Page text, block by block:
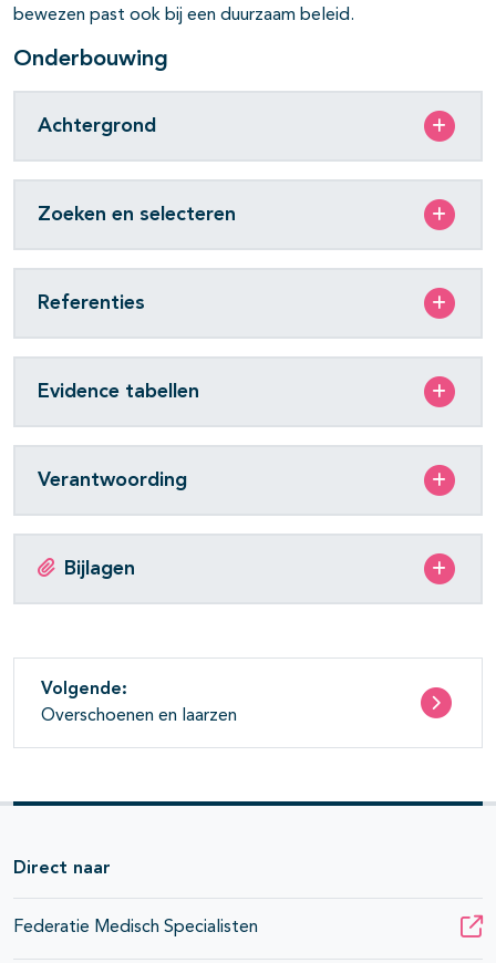
bewezen past ook bij een duurzaam beleid.
Onderbouwing
Achtergrond
Zoeken en selecteren
Referenties
Evidence tabellen
Verantwoording
Bijlagen
Volgende:
Overschoenen en laarzen
Direct naar
Federatie Medisch Specialisten